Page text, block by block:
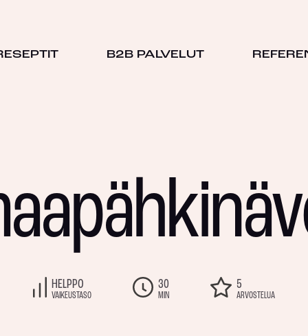
B2B PALVELUT
HELPPO
VAIKEUSTASO
30
MIN
5
ARVOSTELUA